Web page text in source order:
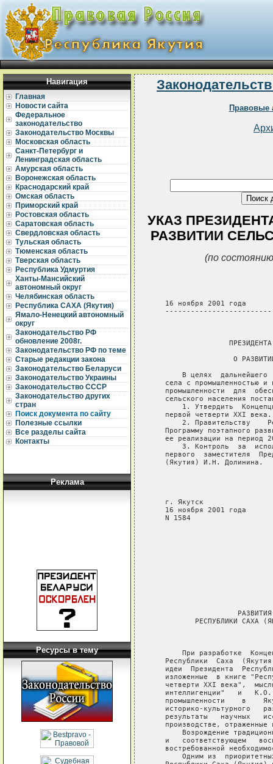
Навигация
Главная
Новости сайта
Федеральное
законодательство
Законодательство Москвы
Московская область
Санкт-Петербург и
Ленинградская область
Амурская область
Воронежская область
Краснодарский край
Омская область
Приморский край
Ростовская область
Саратовская область
Свердловская область
Тульская область
Тюменская область
Тверская область
Республика Удмуртия
Ханты-Мансийский
автономный округ
Челябинская область
Республика САХА (Якутия)
Ямало-Ненецкий автономный
округ
Законодательство РФ
обновление 2008г.
Законодательство РФ по теме
Старые редакции закона
Законодательство Беларуси
Законодательство Украины
Законодательство СССР
Законодательство других
стран
Поиск документа по сайту
Полезные ссылки
Все разделы сайта
Контакты
Реклама
Ресурсы в тему
Правовые
УКАЗ ПРЕЗИДЕНТА
РАЗВИТИИ
(по